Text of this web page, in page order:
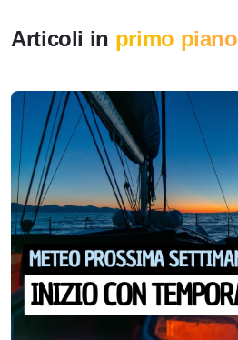
Articoli in primo piano